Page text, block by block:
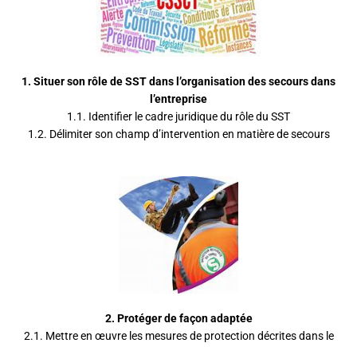
1. Situer son rôle de SST dans l’organisation des secours dans
l’entreprise
1.1. Identifier le cadre juridique du rôle du SST
1.2. Délimiter son champ d’intervention en matière de secours
2. Protéger de façon adaptée
2.1. Mettre en œuvre les mesures de protection décrites dans le